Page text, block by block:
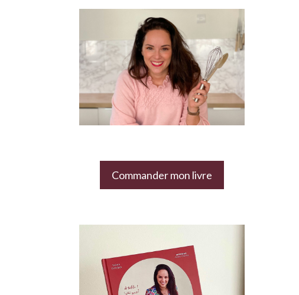
Commander mon livre